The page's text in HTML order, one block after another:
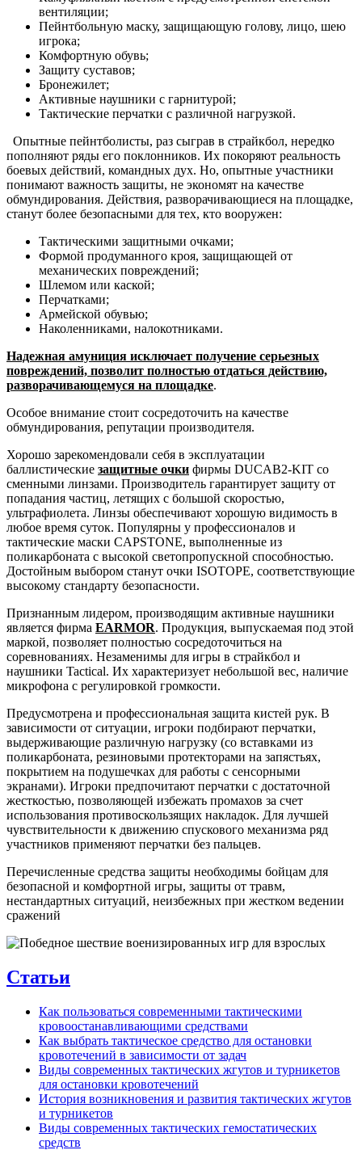
вентиляции;
Пейнтбольную маску, защищающую голову, лицо, шею
игрока;
Комфортную обувь;
Защиту суставов;
Бронежилет;
Активные наушники с гарнитурой;
Тактические перчатки с различной нагрузкой.
Опытные пейнтболисты, раз сыграв в страйкбол, нередко
пополняют ряды его поклонников. Их покоряют реальность
боевых действий, командных дух. Но, опытные участники
понимают важность защиты, не экономят на качестве
обмундирования. Действия, разворачивающиеся на площадке,
станут более безопасными для тех, кто вооружен:
Тактическими защитными очками;
Формой продуманного кроя, защищающей от
механических повреждений;
Шлемом или каской;
Перчатками;
Армейской обувью;
Наколенниками, налокотниками.
Надежная амуниция исключает получение серьезных
повреждений, позволит полностью отдаться действию,
разворачивающемуся на площадке.
Особое внимание стоит сосредоточить на качестве
обмундирования, репутации производителя.
Хорошо зарекомендовали себя в эксплуатации
баллистические защитные очки фирмы DUCAB2-KIT со
сменными линзами. Производитель гарантирует защиту от
попадания частиц, летящих с большой скоростью,
ультрафиолета. Линзы обеспечивают хорошую видимость в
любое время суток. Популярны у профессионалов и
тактические маски CAPSTONE, выполненные из
поликарбоната с высокой светопропускной способностью.
Достойным выбором станут очки ISOTOPE, соответствующие
высокому стандарту безопасности.
Признанным лидером, производящим активные наушники
является фирма EARMOR. Продукция, выпускаемая под этой
маркой, позволяет полностью сосредоточиться на
соревнованиях. Незаменимы для игры в страйкбол и
наушники Tactical. Их характеризует небольшой вес, наличие
микрофона с регулировкой громкости.
Предусмотрена и профессиональная защита кистей рук. В
зависимости от ситуации, игроки подбирают перчатки,
выдерживающие различную нагрузку (со вставками из
поликарбоната, резиновыми протекторами на запястьях,
покрытием на подушечках для работы с сенсорными
экранами). Игроки предпочитают перчатки с достаточной
жесткостью, позволяющей избежать промахов за счет
использования противоскользящих накладок. Для лучшей
чувствительности к движению спускового механизма ряд
участников применяют перчатки без пальцев.
Перечисленные средства защиты необходимы бойцам для
безопасной и комфортной игры, защиты от травм,
нестандартных ситуаций, неизбежных при жестком ведении
сражений
Статьи
Как пользоваться современными тактическими
кровоостанавливающими средствами
Как выбрать тактическое средство для остановки
кровотечений в зависимости от задач
Виды современных тактических жгутов и турникетов
для остановки кровотечений
История возникновения и развития тактических жгутов
и турникетов
Виды современных тактических гемостатических
средств